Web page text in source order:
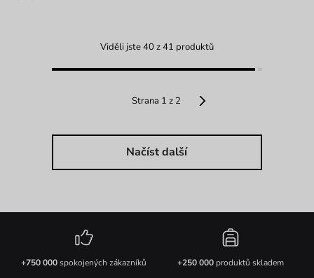
Viděli jste 40 z 41 produktů
Strana 1 z 2
Načíst další
+750 000spokojených zákazníků +250 000produktů skladem